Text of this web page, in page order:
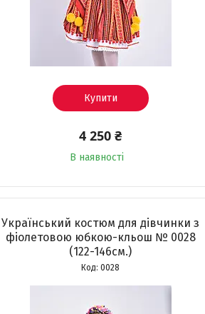
Купити
4 250 ₴
В наявності
Український костюм для дівчинки з
фіолетовою юбкою-кльош № 0028
(122-146см.)
0028